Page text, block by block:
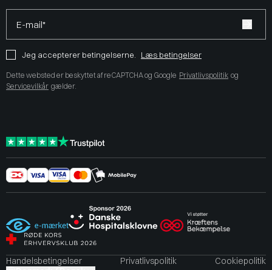
E-mail*
Jeg accepterer betingelserne. Læs betingelser
Dette websted er beskyttet af reCAPTCHA og Google Privatlivspolitik og
Servicevilkår gælder.
Handelsbetingelser Privatlivspolitik
Cookiepolitik